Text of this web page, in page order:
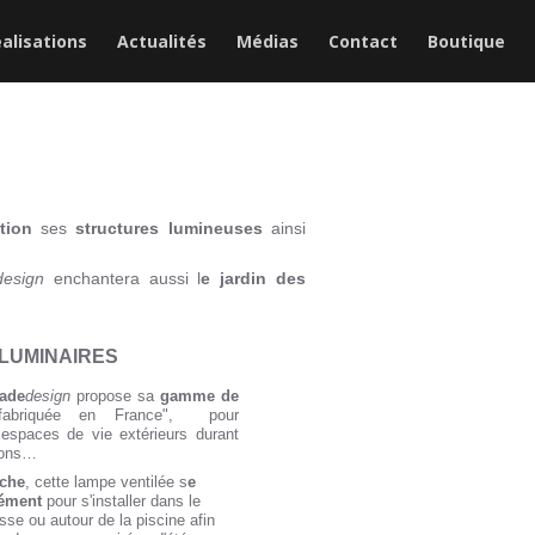
Actualités Médias Contact Boutique
sesstructures lumineusesainsi
enchantera aussi le jardin des
design propose sa gamme de
en France", pour
de vie extérieurs durant
, cette lampe ventilée se
pour s'installer dans le
ou autour de la piscine afin